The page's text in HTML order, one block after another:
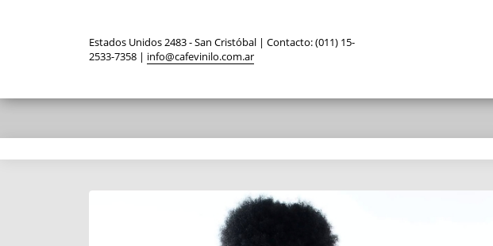
Estados Unidos 2483 - San Cristóbal | Contacto: (011) 15-
2533-7358 | info@cafevinilo.com.ar